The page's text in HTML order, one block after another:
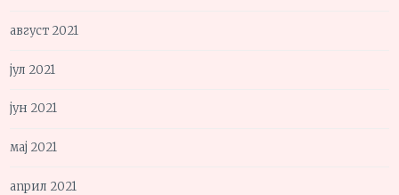
август 2021
јул 2021
јун 2021
мај 2021
април 2021